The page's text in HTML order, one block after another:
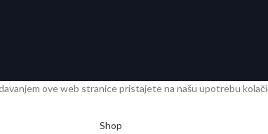
ove web stranice pristajete na našu upotrebu
Shop